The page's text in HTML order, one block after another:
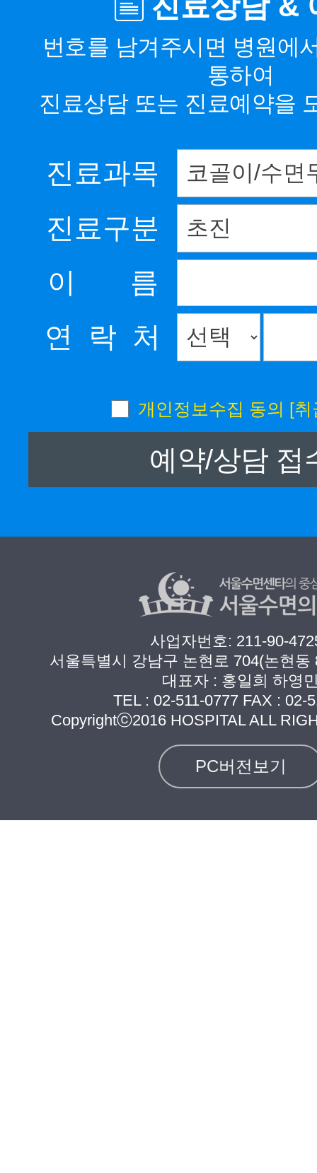
번호를 남겨주시면 병원에
통하여
진료상담 또는 진료예약을
진료과목
진료구분
이 름
연 락 처
개인정보수집 동의 [취
사업자번호: 211-90-
서울특별시 강남구 논현로 704(논현동
대표자 : 홍일희 하영
TEL : 02-511-0777 FAX : 02-
Copyrightⓒ2016 HOSPITAL ALL
PC버전보기